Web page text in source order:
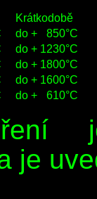
Krátkodobě
do +
850°C
do + 1230°C
do + 1800°C
do + 1600°C
do + 610°C
je